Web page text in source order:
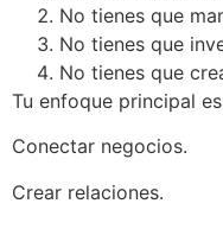
No tienes que
No tienes que
No tienes que
Tu enfoque principal
Conectar negocios.
Crear relaciones.